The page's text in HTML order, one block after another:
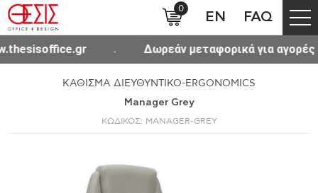
Δωρεάν μεταφορικά για αγορές άνω των
ΚΑΘΙΣΜΑ ΔΙΕΥΘΥΝΤΙΚΟ-ERGONOMICS
Manager Grey
ΚΩΔΙΚΟΣ: MANAGER-GREY
0
EN FAQ